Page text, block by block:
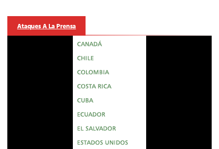
Ataques A La Prensa